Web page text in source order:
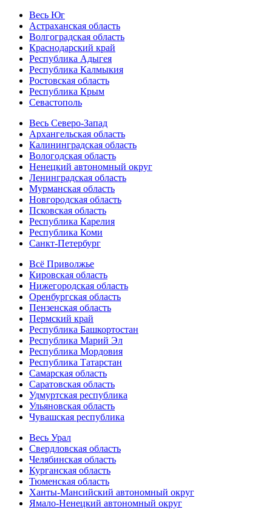
Весь Юг
Астраханская область
Волгоградская область
Краснодарский край
Республика Адыгея
Республика Калмыкия
Ростовская область
Республика Крым
Севастополь
Весь Северо-Запад
Архангельская область
Калининградская область
Вологодская область
Ненецкий автономный округ
Ленинградская область
Мурманская область
Новгородская область
Псковская область
Республика Карелия
Республика Коми
Санкт-Петербург
Всё Приволжье
Кировская область
Нижегородская область
Оренбургская область
Пензенская область
Пермский край
Республика Башкортостан
Республика Марий Эл
Республика Мордовия
Республика Татарстан
Самарская область
Саратовская область
Удмуртская республика
Ульяновская область
Чувашская республика
Весь Урал
Свердловская область
Челябинская область
Курганская область
Тюменская область
Ханты-Мансийский автономный округ
Ямало-Ненецкий автономный округ